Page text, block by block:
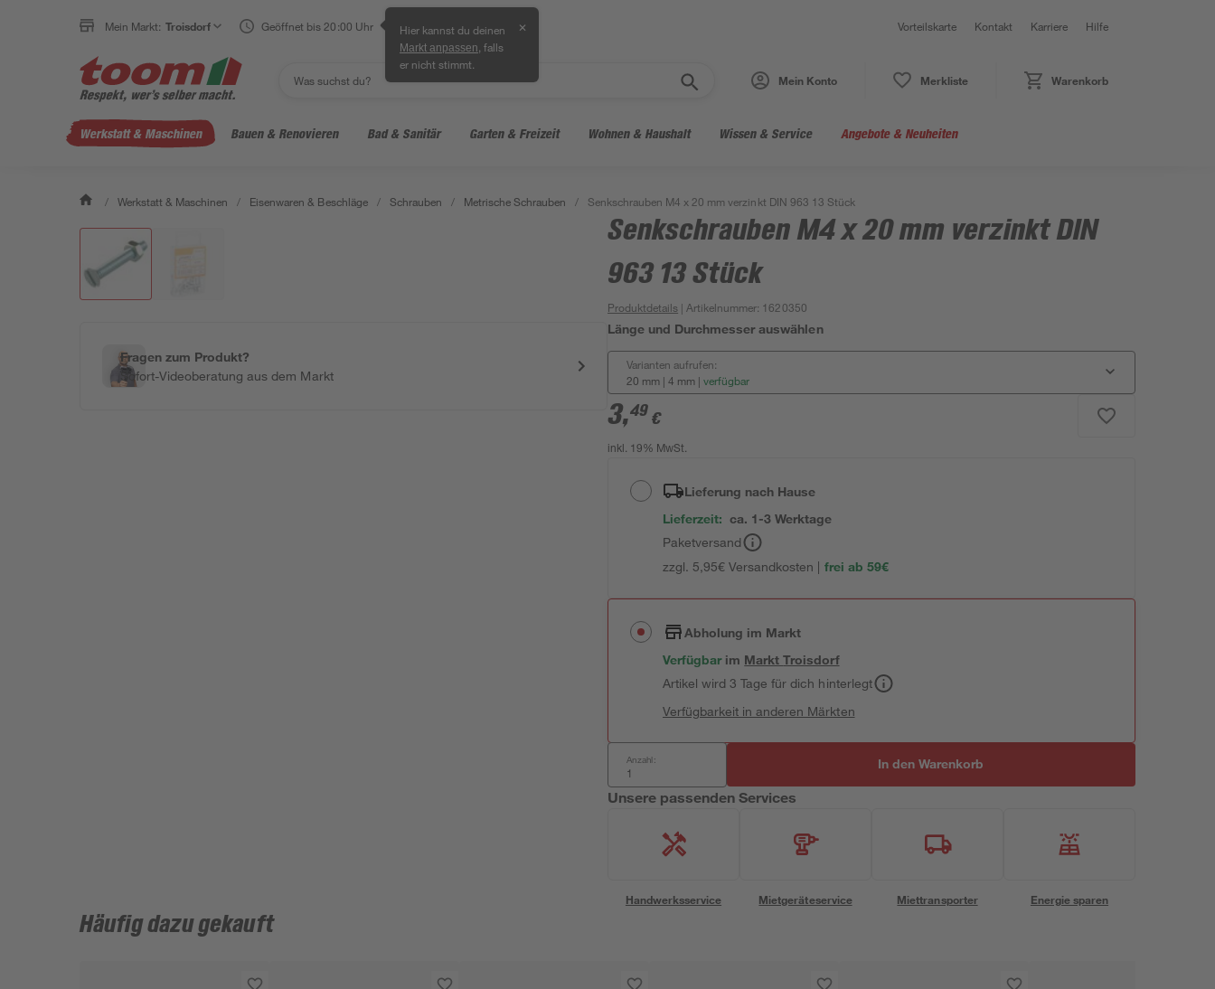
Mein Markt: Troisdorf Geöffnet bis 20:00 Uhr Hier kannst du deinen
Markt anpassen , falls
er nicht stimmt.
✕ Vorteilskarte Kontakt Karriere Hilfe
Mein Konto Merkliste Warenkorb
Werkstatt & Maschinen Bauen & Renovieren Bad & Sanitär Garten & Freizeit Wohnen & Haushalt Wissen & Service Angebote & Neuheiten
/ Werkstatt & Maschinen / Eisenwaren & Beschläge / Schrauben / Metrische Schrauben / Senkschrauben M4 x 20 mm verzinkt DIN 963 13 Stück
Fragen zum Produkt?
Sofort-Videoberatung aus dem Markt
Senkschrauben M4 x 20 mm verzinkt DIN
963 13 Stück
Produktdetails | Artikelnummer: 1620350
Länge und Durchmesser auswählen
Varianten aufrufen:
20 mm | 4 mm | verfügbar
3,49 €
inkl. 19% MwSt.
Lieferung nach Hause
Lieferzeit: ca. 1-3 Werktage
Paketversand
zzgl. 5,95€ Versandkosten | frei ab 59€
Abholung im Markt
Verfügbar im MarktTroisdorf
Artikel wird 3 Tage für dich hinterlegt
Verfügbarkeit in anderen Märkten
Anzahl: In den Warenkorb
Unsere passenden Services
Handwerksservice Mietgeräteservice Miettransporter Energie sparen
Häufig dazu gekauft